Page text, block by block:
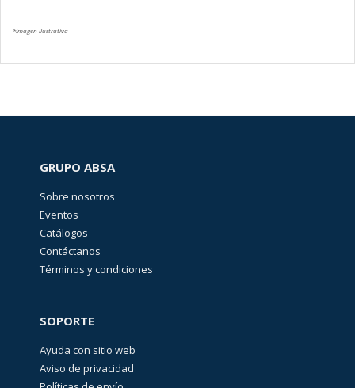
*Imagen ilustrativa
GRUPO ABSA
Sobre nosotros
Eventos
Catálogos
Contáctanos
Términos y condiciones
SOPORTE
Ayuda con sitio web
Aviso de privacidad